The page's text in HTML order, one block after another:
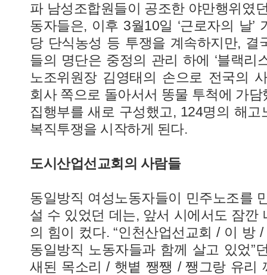
파 남성조합원들이 공조한 야만행위였
동자들은, 이후 3월10일 ‘근로자의 날’
당 단식농성 등 투쟁을 계속하지만, 결
들의 명단은 중정의 관리 하에 ‘블랙리
노조위원장 김영태의 손으로 전국의
회사 쪽으로 돌아서서 똥물 투척에 가
집행부를 새로 구성했고, 124명의 해
복직투쟁을 시작하게 된다.
도시산업선교회의 사람들
동일방직 여성노동자들이 민주노조를
설 수 있었던 데는, 앞서 시에서도 잠깐
의 힘이 컸다. “인천산업선교회 / 이 방
동일방직 노동자들과 함께 살고 있었”
새된 목소리 / 햇볕 쨍쨍 / 쨍그랑 유리